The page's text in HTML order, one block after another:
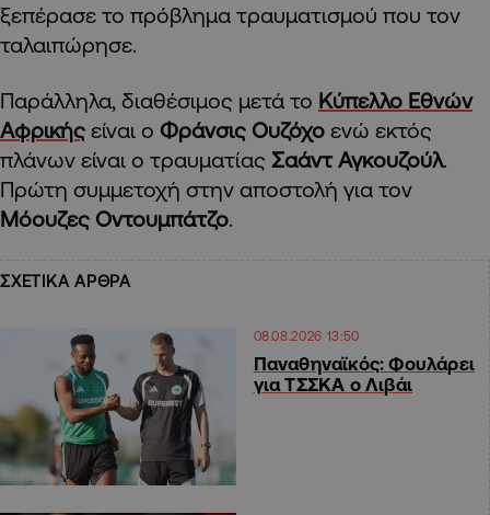
ξεπέρασε το πρόβλημα τραυματισμού που τον
ταλαιπώρησε.
Παράλληλα, διαθέσιμος μετά το Κύπελλο Εθνών
Αφρικής είναι ο Φράνσις Ουζόχο ενώ εκτός
πλάνων είναι ο τραυματίας Σαάντ Αγκουζούλ.
Πρώτη συμμετοχή στην αποστολή για τον
Μόουζες Οντουμπάτζο.
ΣΧΕΤΙΚΑ ΑΡΘΡΑ
08.08.2026 13:50
Παναθηναϊκός: Φουλάρει
για ΤΣΣΚΑ ο Λιβάι